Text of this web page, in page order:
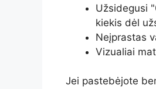
Užsidegusi
kiekis dėl
Neįprastas
Vizualiai
Jei pastebėjote